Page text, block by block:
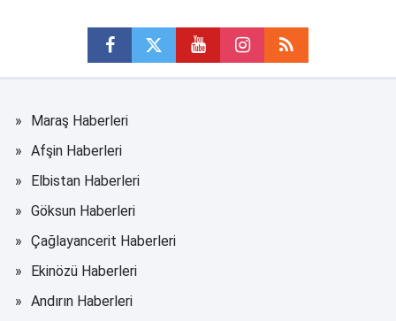
Maraş Haberleri
Afşin Haberleri
Elbistan Haberleri
Göksun Haberleri
Çağlayancerit Haberleri
Ekinözü Haberleri
Andırın Haberleri